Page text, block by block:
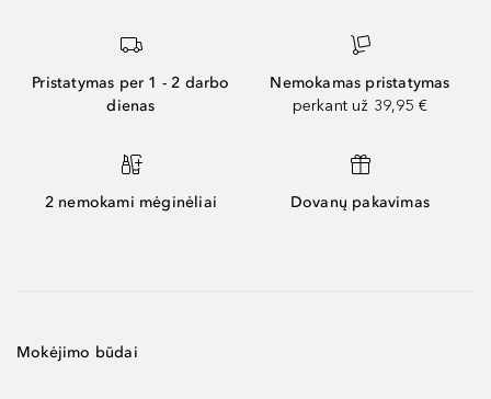
Pristatymas per 1 - 2 darbo
dienas
Nemokamas pristatymas
perkant už 39,95 €
2 nemokami mėginėliai Dovanų pakavimas
Mokėjimo būdai